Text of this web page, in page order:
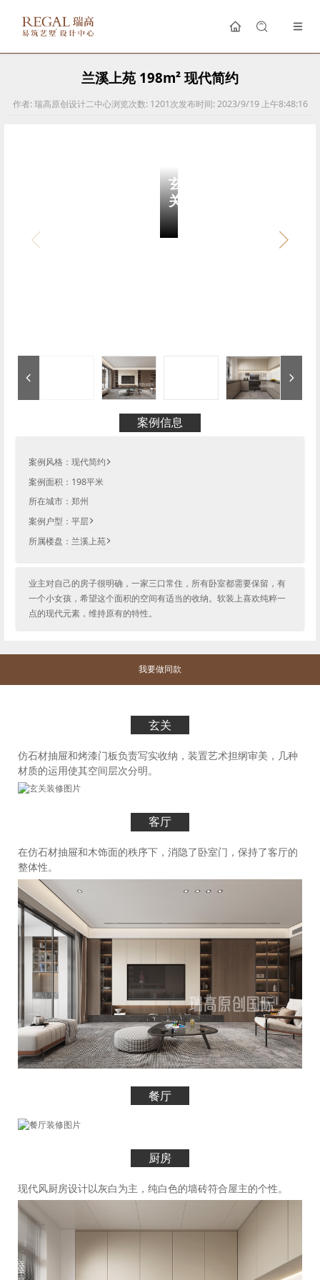
兰溪上苑 198m² 现代简约
作者:瑞高原创设计二中心浏览次数: 1201次发布时间:2023/9/19 上午8:48:16
玄
关
仿石材抽屉和烤漆门板负责写实收纳，
案例信息
案例风格：现代简约
案例面积： 198平米
所在城市：郑州
案例户型：平层
所属楼盘： 兰溪上苑
业主对自己的房子很明确，一家三口常住，所有卧室都需要保留，有
一个小女孩，希望这个面积的空间有适当的收纳。软装上喜欢纯粹一
点的现代元素，维持原有的特性。
我要做同款
玄关
仿石材抽屉和烤漆门板负责写实收纳，装置艺术担纲审美，几种
材质的运用使其空间层次分明。
客厅
在仿石材抽屉和木饰面的秩序下，消隐了卧室门，保持了客厅的
整体性。
餐厅
厨房
现代风厨房设计以灰白为主，纯白色的墙砖符合屋主的个性。